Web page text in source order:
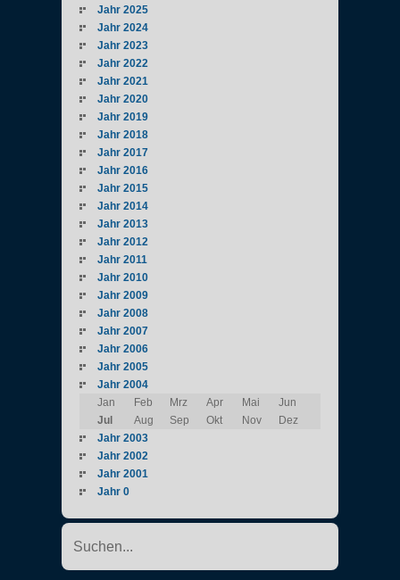
Jahr 2025
Jahr 2024
Jahr 2023
Jahr 2022
Jahr 2021
Jahr 2020
Jahr 2019
Jahr 2018
Jahr 2017
Jahr 2016
Jahr 2015
Jahr 2014
Jahr 2013
Jahr 2012
Jahr 2011
Jahr 2010
Jahr 2009
Jahr 2008
Jahr 2007
Jahr 2006
Jahr 2005
Jahr 2004
Jan
Feb Mrz Apr Mai
Jun
Jul
Aug Sep Okt Nov
Dez
Jahr 2003
Jahr 2002
Jahr 2001
Jahr 0